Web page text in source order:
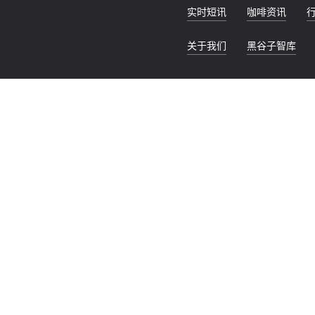
实时短讯 咖啡资讯
关于我们 黑谷子智库